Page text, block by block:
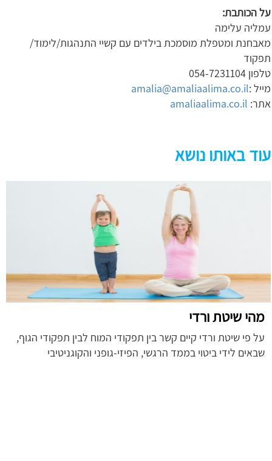
על הכותבת:
עמליה עלימה
מאבחנת ומטפלת מוסמכת בילדים עם קשיי התנהגות/לימוד/
תפקוד
טלפון 054-7231104
מייל :amalia@amaliaalima.co.il
אתר: amaliaalima.co.il
עוד באותו נושא
מהי שיטת ורדי
על פי שיטת ורדי קיים קשר בין תפקודי המוח לבין תפקודי הגוף,
שבאים לידי ביטוי בממד הרגשי, הפיזי-גופני והקוגניטיבי